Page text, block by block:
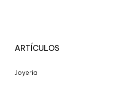
ARTÍCULOS
Joyería